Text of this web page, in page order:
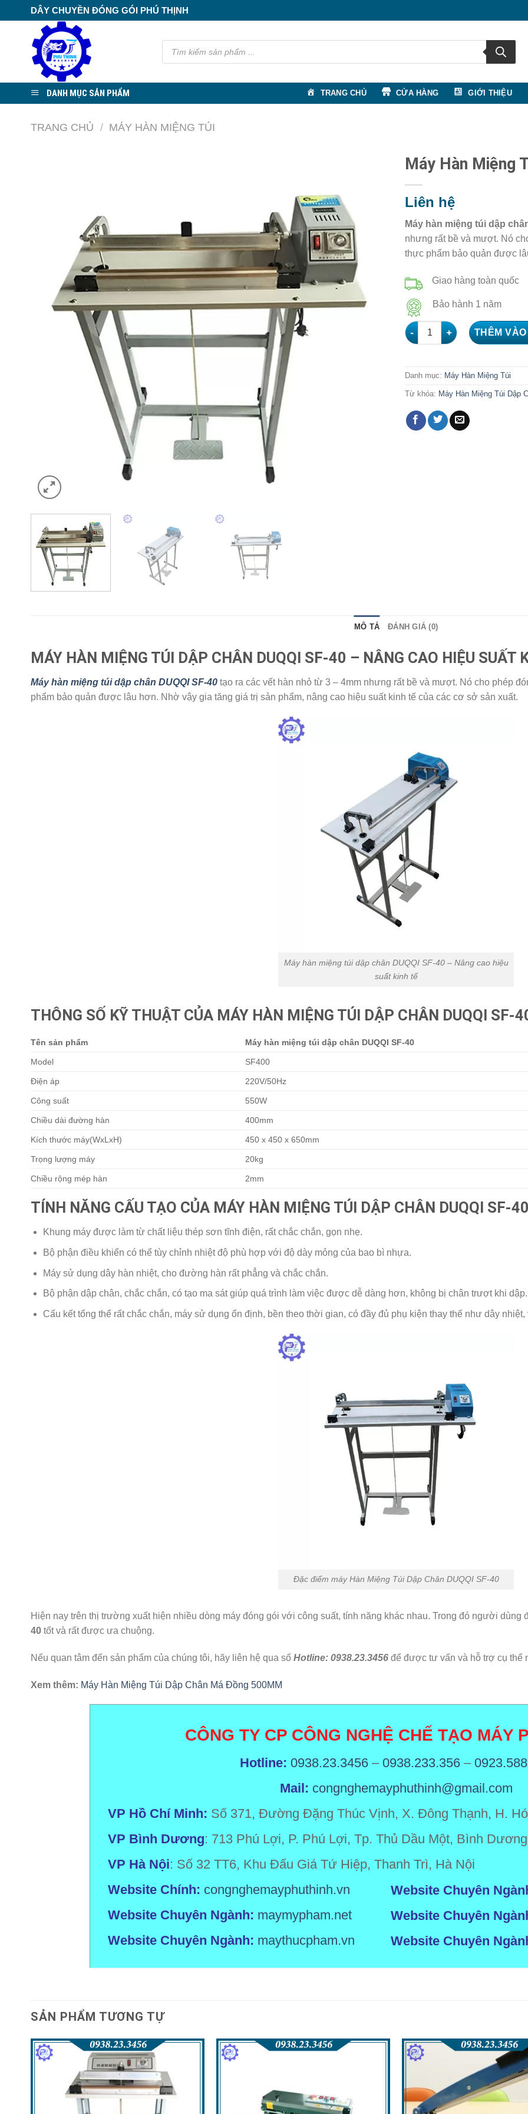
to
DÂY CHUYỀN ĐÓNG GÓI PHÚ THỊNH
Tìm
kiếm
phẩm
DANH MỤC SẢN PHẨM TRANG CHỦ CỬA HÀNG GIỚI THIỆU
TRANG CHỦ / MÁY HÀN MIỆNG TÚI
Máy Hàn Miệng
Liên hệ
Máy hàn miệng túi dập
nhưng rất bề và mượt. Nó
thực phẩm bảo quản được
Giao hàng toàn quốc
Bảo hành 1 năm
Máy Hàn Miệng Túi Dập Chân
THÊM
Danh mục: Máy Hàn Miệng Túi
Từ khóa: Máy Hàn Miệng Túi Dập
MÔ TẢ ĐÁNH GIÁ (0)
MÁY HÀN MIỆNG TÚI DẬP CHÂN DUQQI SF-40 – NÂNG CAO HIỆU SUẤT
Máy hàn miệng túi dập chân DUQQI SF-40 tạo ra các vết hàn nhỏ từ 3 – 4mm nhưng rất bề và mượt. Nó cho phép
phẩm bảo quản được lâu hơn. Nhờ vậy gia tăng giá trị sản phẩm, nâng cao hiệu suất kinh tế của các cơ sở sản xuất.
Máy hàn miệng túi dập chân DUQQI SF-40 – Nâng cao hiệu
suất kinh tế
THÔNG SỐ KỸ THUẬT CỦA MÁY HÀN MIỆNG TÚI DẬP CHÂN DUQQI SF-
Tên sản phẩm Máy hàn miệng túi dập chân DUQQI SF-40
Model SF400
Điện áp 220V/50Hz
Công suất 550W
Chiều dài đường hàn 400mm
Kích thước máy(WxLxH) 450 x 450 x 650mm
Trọng lượng máy 20kg
Chiều rộng mép hàn 2mm
TÍNH NĂNG CẤU TẠO CỦA MÁY HÀN MIỆNG TÚI DẬP CHÂN DUQQI SF-
Khung máy được làm từ chất liệu thép sơn tĩnh điện, rất chắc chắn, gọn nhẹ.
Bộ phận điều khiển có thể tùy chỉnh nhiệt độ phù hợp với độ dày mỏng của bao bì nhựa.
Máy sử dụng dây hàn nhiệt, cho đường hàn rất phẳng và chắc chắn.
Bộ phận dập chân, chắc chắn, có tạo ma sát giúp quá trình làm việc được dễ dàng hơn, không bị chân trượt khi dập.
Cấu kết tổng thể rất chắc chắn, máy sử dụng ổn định, bền theo thời gian, có đầy đủ phụ kiện thay thế như dây nhiệt,
Đặc điểm máy Hàn Miệng Túi Dập Chân DUQQI SF-40
Hiện nay trên thị trường xuất hiện nhiều dòng máy đóng gói với công suất, tính năng khác nhau. Trong đó người dùng
40 tốt và rất được ưa chuộng.
Nếu quan tâm đến sản phẩm của chúng tôi, hãy liên hệ qua số Hotline: 0938.23.3456 để được tư vấn và hỗ trợ cụ thể
Xem thêm: Máy Hàn Miệng Túi Dập Chân Má Đồng 500MM
CÔNG TY CP CÔNG NGHỆ CHẾ TẠO MÁY
Hotline: 0938.23.3456 – 0938.233.356 –
Mail: congnghemayphuthinh@gmail.com
VP Hồ Chí Minh: Số 371, Đường Đặng Thúc Vịnh, X. Đông Thạnh, H.
VP Bình Dương: 713 Phú Lợi, P. Phú Lợi, Tp. Thủ Dầu Một, Bình Dương
VP Hà Nội: Số 32 TT6, Khu Đấu Giá Tứ Hiệp, Thanh Trì, Hà Nội
Website Chính: congnghemayphuthinh.vn
Website Chuyên Ngành: maymypham.net
Website Chuyên Ngành: maythucpham.vn
Website Chuyên
Website Chuyên
Website Chuyên
SẢN PHẨM TƯƠNG TỰ